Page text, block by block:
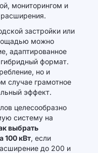
мониторингом и
застройки или
можно
адаптированное
формат.
но и
случае грамотное
эффект.
целесообразно
систему на
выбрать
100 кВт, если
до 200 и